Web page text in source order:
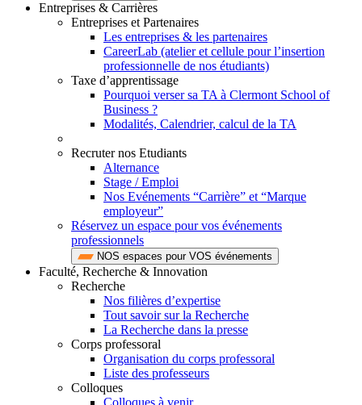
Entreprises & Carrières
Entreprises et Partenaires
Les entreprises & les partenaires
CareerLab (atelier et cellule pour l’insertion
professionnelle de nos étudiants)
Taxe d’apprentissage
Pourquoi verser sa TA à Clermont School of
Business ?
Modalités, Calendrier, calcul de la TA
Recruter nos Etudiants
Alternance
Stage / Emploi
Nos Evénements “Carrière” et “Marque
employeur”
Réservez un espace pour vos événements
professionnels
NOS espaces pour VOS événements
Faculté, Recherche & Innovation
Recherche
Nos filières d’expertise
Tout savoir sur la Recherche
La Recherche dans la presse
Corps professoral
Organisation du corps professoral
Liste des professeurs
Colloques
Colloques à venir